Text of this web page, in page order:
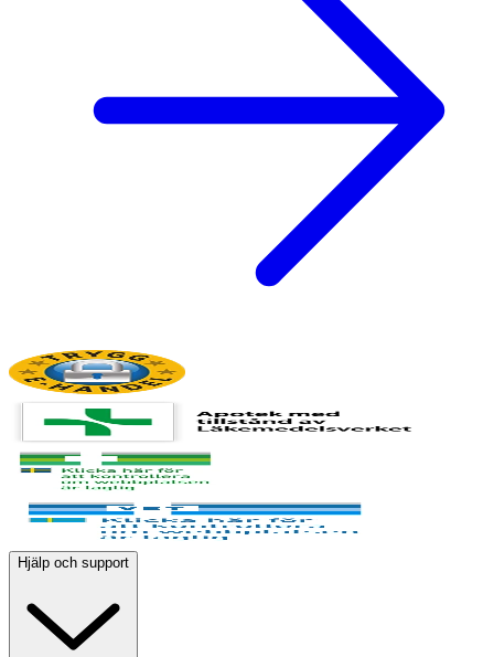
Hjälp och support